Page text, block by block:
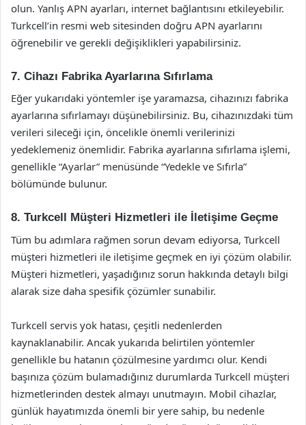
olun. Yanlış APN ayarları, internet bağlantısını etkileyebilir.
Turkcell’in resmi web sitesinden doğru APN ayarlarını
öğrenebilir ve gerekli değişiklikleri yapabilirsiniz.
7. Cihazı Fabrika Ayarlarına Sıfırlama
Eğer yukarıdaki yöntemler işe yaramazsa, cihazınızı fabrika
ayarlarına sıfırlamayı düşünebilirsiniz. Bu, cihazınızdaki tüm
verileri sileceği için, öncelikle önemli verilerinizi
yedeklemeniz önemlidir. Fabrika ayarlarına sıfırlama işlemi,
genellikle “Ayarlar” menüsünde “Yedekle ve Sıfırla”
bölümünde bulunur.
8. Turkcell Müşteri Hizmetleri ile İletişime Geçme
Tüm bu adımlara rağmen sorun devam ediyorsa, Turkcell
müşteri hizmetleri ile iletişime geçmek en iyi çözüm olabilir.
Müşteri hizmetleri, yaşadığınız sorun hakkında detaylı bilgi
alarak size daha spesifik çözümler sunabilir.
Turkcell servis yok hatası, çeşitli nedenlerden
kaynaklanabilir. Ancak yukarıda belirtilen yöntemler
genellikle bu hatanın çözülmesine yardımcı olur. Kendi
başınıza çözüm bulamadığınız durumlarda Turkcell müşteri
hizmetlerinden destek almayı unutmayın. Mobil cihazlar,
günlük hayatımızda önemli bir yere sahip, bu nedenle